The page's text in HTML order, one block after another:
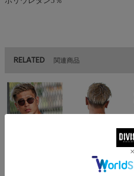
RELATED 関連商品